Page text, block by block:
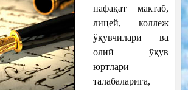
нафақат мактаб,
лицей, коллеж
ўқувчилари ва
олий ўқув
юртлари
талабаларига,